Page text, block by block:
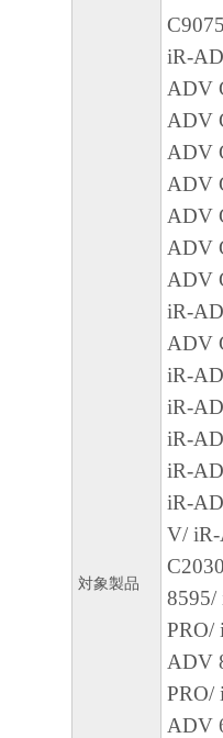
契約書は直ち
(4) お客様は
やかに、「
廃棄または消
(5) 上記にか
で、第8条第
も効力を有し
９．U.S.
“米国政府エ
を意味しま
る場合、以下
"commercial
1995),
"commercial
used in 48
12.212 and
1995), all U.S.
SOFTWARE
manufacturer
ku, Tokyo
本条項中で使
定義される
対象製品
iR-
ADV
ADV
ADV
ADV
ADV
ADV
ADV
iR-
ADV
iR-
iR-
iR-
iR-
iR-
V/
PRO/
ADV
PRO/
ADV